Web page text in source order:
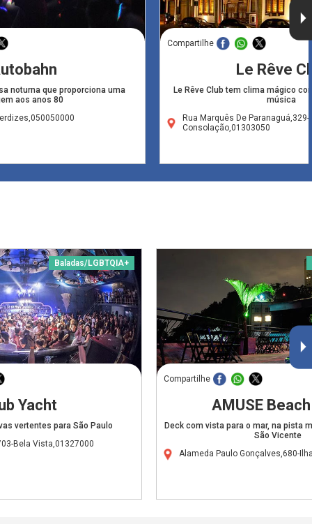
noturna que proporciona uma
aos anos 80
Compartilhe
Le Rêve
Le Rêve Club tem clima mágico
música
Rua Marquês De Paranaguá,329-
Consolação,01303050
Baladas/LGBTQIA+
Yacht
vertentes para São Paulo
Bela Vista,01327000
Compartilhe
AMUSE
Deck com vista para o mar, na pista
São Vicente
Alameda Paulo Gonçalves,680-